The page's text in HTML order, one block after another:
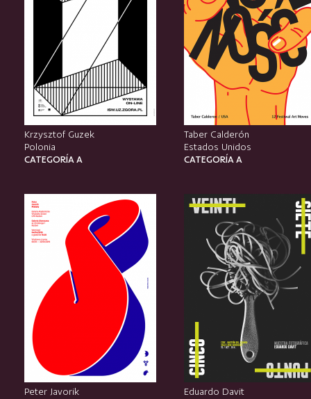
Krzysztof Guzek
Polonia
CATEGORÍA A
Taber Calderón
Estados Unidos
CATEGORÍA A
Peter Javorik
Eduardo Davit